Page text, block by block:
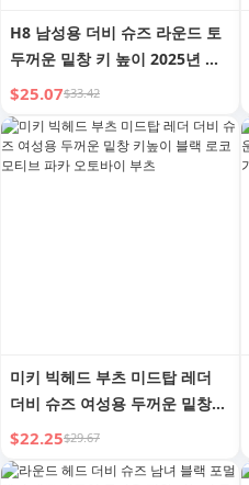
H8 남성용 더비 슈즈 라운드 토
두꺼운 밑창 키 높이 2025년 신
상 클린핏 아웃도어 스포츠 레저
빅 토 슈즈
$25.07$33.42
미키 빅헤드 부츠 미드탑 레더
더비 슈즈 여성용 두꺼운 밑창
키높이 블랙 로코모티브 파카 오
토바이 부츠
$22.25$29.67